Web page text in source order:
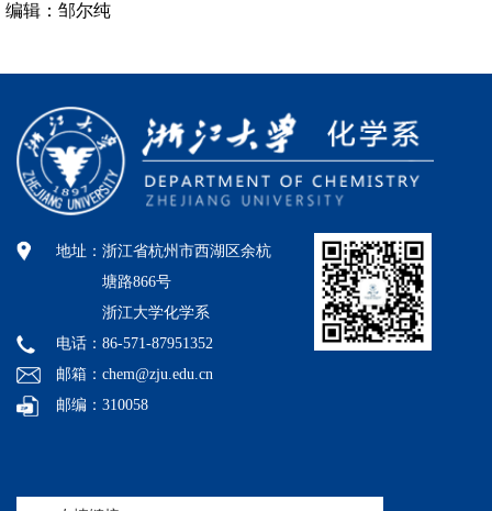
编辑：邹尔纯
地址： 浙江省杭州市西湖区余杭
塘路866号
浙江大学化学系
电话：86-571-87951352
邮箱：chem@zju.edu.cn
邮编：310058